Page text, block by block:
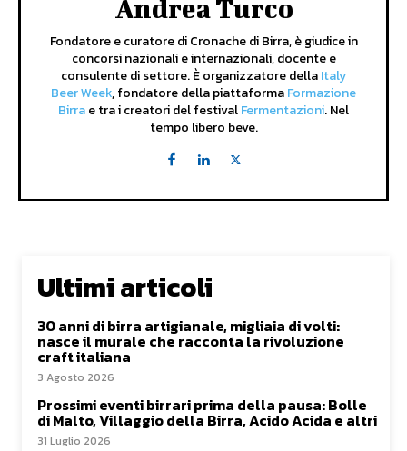
Andrea Turco
Fondatore e curatore di Cronache di Birra, è giudice in
concorsi nazionali e internazionali, docente e
consulente di settore. È organizzatore dellaItaly
Beer Week, fondatore della piattaformaFormazione
Birrae tra i creatori del festivalFermentazioni. Nel
tempo libero beve.
Ultimi articoli
30 anni di birra artigianale, migliaia di volti:
nasce il murale che racconta la rivoluzione
craft italiana
3 Agosto 2026
Prossimi eventi birrari prima della pausa: Bolle
di Malto, Villaggio della Birra, Acido Acida e altri
31 Luglio 2026